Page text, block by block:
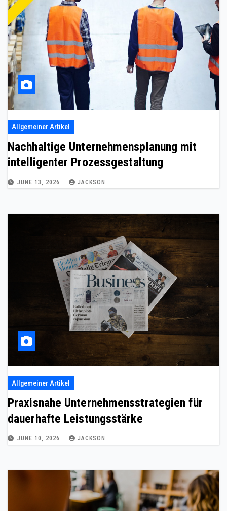
Allgemeiner Artikel
Nachhaltige Unternehmensplanung mit
intelligenter Prozessgestaltung
JUNE 13, 2026 JACKSON
Allgemeiner Artikel
Praxisnahe Unternehmensstrategien für
dauerhafte Leistungsstärke
JUNE 10, 2026 JACKSON